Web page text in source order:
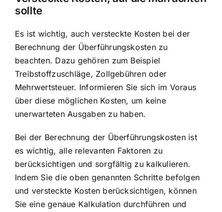
sollte
Es ist wichtig, auch versteckte Kosten bei der
Berechnung der Überführungskosten zu
beachten. Dazu gehören zum Beispiel
Treibstoffzuschläge, Zollgebühren oder
Mehrwertsteuer. Informieren Sie sich im Voraus
über diese möglichen Kosten, um keine
unerwarteten Ausgaben zu haben.
Bei der Berechnung der Überführungskosten ist
es wichtig, alle relevanten Faktoren zu
berücksichtigen und sorgfältig zu kalkulieren.
Indem Sie die oben genannten Schritte befolgen
und versteckte Kosten berücksichtigen, können
Sie eine genaue Kalkulation durchführen und